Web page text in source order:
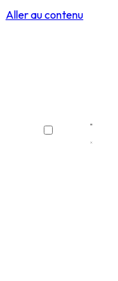
Aller au contenu